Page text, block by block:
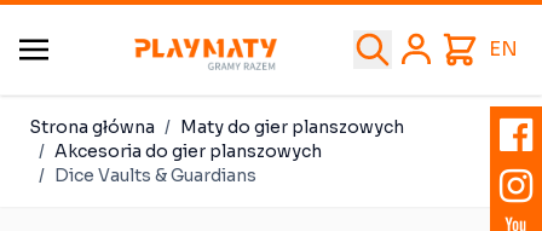
Search
Cart EN
Strona główna / Maty do gier planszowych
/ Akcesoria do gier planszowych
/ Dice Vaults & Guardians